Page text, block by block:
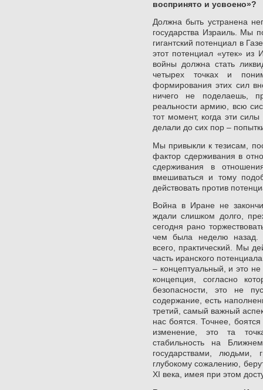
воспринято и усвоено»?
Должна быть устранена
государства Израиль. Мы
гигантский потенциал в
этот потенциал «утек»
войны должна стать
четырех точках и
формирования этих сил
ничего не поделаешь,
реальности армию, всю
тот момент, когда эти
делали до сих пор –
Мы привыкли к тезисам,
фактор сдерживания в
сдерживания в
вмешиваться и тому
действовать против
Война в Иране не
ждали слишком долго,
сегодня рано
чем была неделю назад.
всего, практический. Мы
часть иранского
– концептуальный, и это
концепция, согласно
безопасности, это не
содержание, есть
третий, самый важный
нас боятся. Точнее,
изменение, это та
стабильность на
государствами, людьми,
глубокому сожалению,
XI века, имея при этом